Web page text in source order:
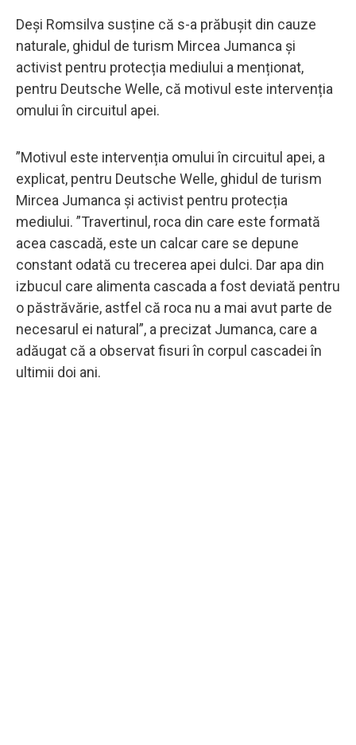
Deși Romsilva susține că s-a prăbușit din cauze
naturale, ghidul de turism Mircea Jumanca și
activist pentru protecția mediului a menționat,
pentru Deutsche Welle, că motivul este intervenția
omului în circuitul apei.
”Motivul este intervenția omului în circuitul apei, a
explicat, pentru Deutsche Welle, ghidul de turism
Mircea Jumanca și activist pentru protecția
mediului. ”Travertinul, roca din care este formată
acea cascadă, este un calcar care se depune
constant odată cu trecerea apei dulci. Dar apa din
izbucul care alimenta cascada a fost deviată pentru
o păstrăvărie, astfel că roca nu a mai avut parte de
necesarul ei natural”, a precizat Jumanca, care a
adăugat că a observat fisuri în corpul cascadei în
ultimii doi ani.